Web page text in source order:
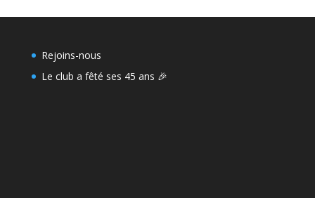
Rejoins-nous
Le club a fêté ses 45 ans 🎉